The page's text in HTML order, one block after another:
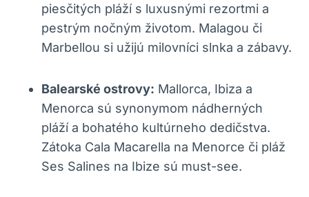
piesčitých pláží s luxusnými rezortmi a
pestrým nočným životom. Malagou či
Marbellou si užijú milovníci slnka a zábavy.
Balearské ostrovy: Mallorca, Ibiza a
Menorca sú synonymom nádherných
pláží a bohatého kultúrneho dedičstva.
Zátoka Cala Macarella na Menorce či pláž
Ses Salines na Ibize sú must-see.